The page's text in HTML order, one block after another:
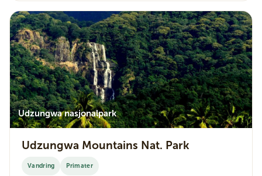
Udzungwa nasjonalpark
Udzungwa Mountains Nat. Park
Vandring Primater